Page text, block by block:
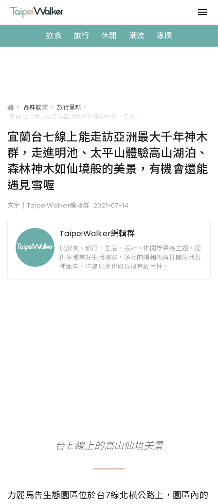
飲食 旅行 休閒 潮流 專欄
> 品味散策 > 旅行景點 >
宜蘭台七線上能走訪亞洲最大千年神木
群，走進明池、太平山體驗高山湖泊、
森林神木如仙境般的美景，有機會還能
遇見雪喔
文字｜TaipeiWalker編輯群 2021-07-14
TaipeiWalker編輯群
以飲食、旅行、生活、設計、休閒娛樂為主題，提
供多種美好生活提案，多元的編輯視角打開生活各
種面向，吃喝玩樂也可以很有故事性。
台七線上的高山仙境美景
力麗馬告生態園區位於台7線北橫公路上，園區內的